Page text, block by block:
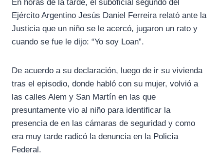
En horas de la tarde, el suboficial segundo del
Ejército Argentino Jesús Daniel Ferreira relató ante la
Justicia que un niño se le acercó, jugaron un rato y
cuando se fue le dijo: “Yo soy Loan”.
De acuerdo a su declaración, luego de ir su vivienda
tras el episodio, donde habló con su mujer, volvió a
las calles Alem y San Martín en las que
presuntamente vio al niño para identificar la
presencia de en las cámaras de seguridad y como
era muy tarde radicó la denuncia en la Policía
Federal.